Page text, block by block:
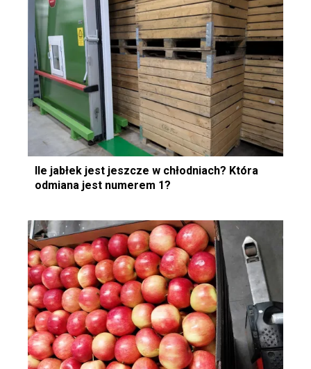
Ile jabłek jest jeszcze w chłodniach? Która
odmiana jest numerem 1?